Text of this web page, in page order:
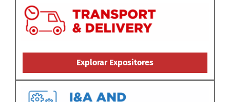
Explorar Expositores